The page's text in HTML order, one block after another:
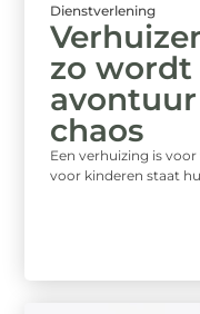
Dienstverlening
zo wordt
chaos
Een verhuizing is
voor kinderen staat